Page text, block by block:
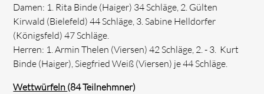
Damen: 1. Rita Binde (Haiger) 34 Schläge, 2. Gülten
Kirwald (Bielefeld) 44 Schläge, 3. Sabine Helldorfer
(Königsfeld) 47 Schläge.
Herren: 1. Armin Thelen (Viersen) 42 Schläge, 2. - 3. Kurt
Binde (Haiger), Siegfried Weiß (Viersen) je 44 Schläge.
Wettwürfeln (84 Teilnehmner)